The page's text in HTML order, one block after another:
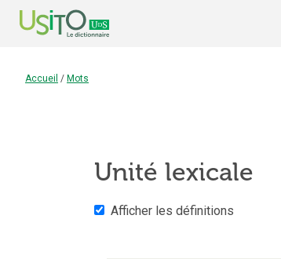
Accueil / Mots
Unité lexicale
Afficher les définitions